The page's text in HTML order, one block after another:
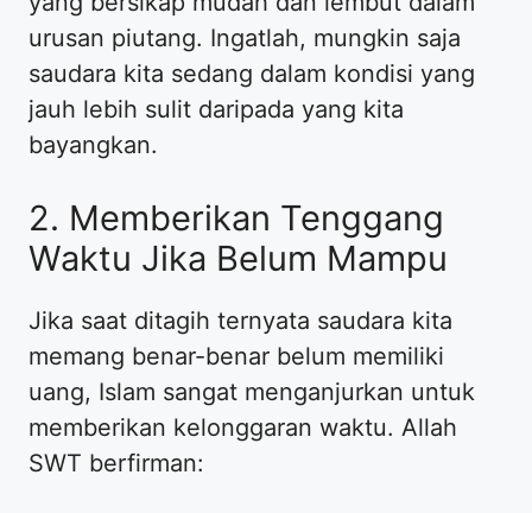
urusan piutang. Ingatlah, mungkin saja
saudara kita sedang dalam kondisi yang
jauh lebih sulit daripada yang kita
bayangkan.
2. Memberikan Tenggang
Waktu Jika Belum Mampu
Jika saat ditagih ternyata saudara kita
memang benar-benar belum memiliki
uang, Islam sangat menganjurkan untuk
memberikan kelonggaran waktu. Allah
SWT berfirman: